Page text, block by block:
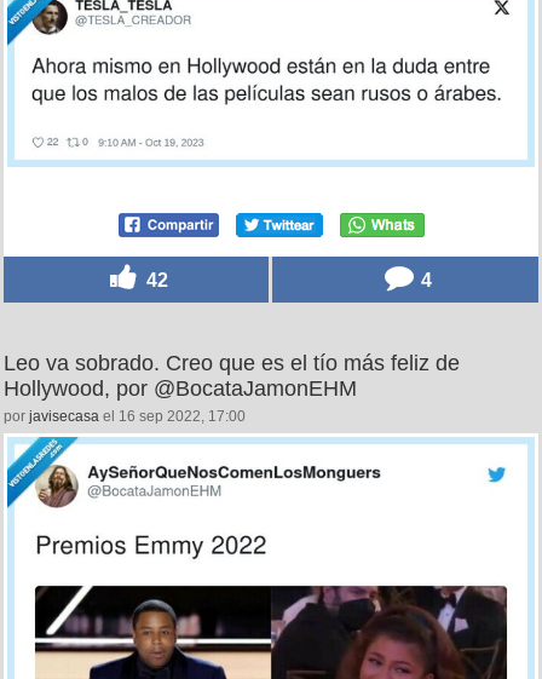
42 4
Leo va sobrado. Creo que es el tío más feliz de
Hollywood, por @BocataJamonEHM
por javisecasa el 16 sep 2022, 17:00